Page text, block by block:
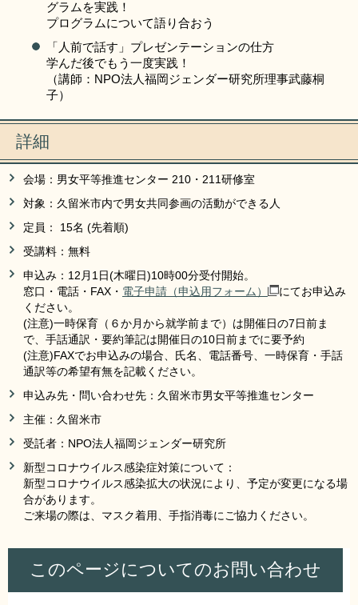
グラムを実践！
プログラムについて語り合おう
「人前で話す」プレゼンテーションの仕方
学んだ後でもう一度実践！
（講師：NPO法人福岡ジェンダー研究所理事武藤桐
子）
詳細
会場：男女平等推進センター 210・211研修室
対象：久留米市内で男女共同参画の活動ができる人
定員： 15名 (先着順)
受講料：無料
申込み：12月1日(木曜日)10時00分受付開始。
窓口・電話・FAX・ 電子申請（申込用フォーム）
にてお申込み
ください。
(注意)一時保育（６か月から就学前まで）は開催日の7日前ま
で、手話通訳・要約筆記は開催日の10日前までに要予約
(注意)FAXでお申込みの場合、氏名、電話番号、一時保育・手話
通訳等の希望有無を記載ください。
申込み先・問い合わせ先：久留米市男女平等推進センター
主催：久留米市
受託者：NPO法人福岡ジェンダー研究所
新型コロナウイルス感染症対策について：
新型コロナウイルス感染拡大の状況により、予定が変更になる場
合があります。
ご来場の際は、マスク着用、手指消毒にご協力ください。
このページについてのお問い合わせ